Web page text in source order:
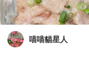
喵喵貓星人